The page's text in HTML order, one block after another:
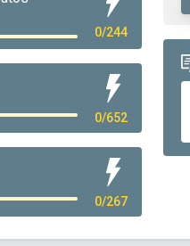
0/244
0/652
0/267